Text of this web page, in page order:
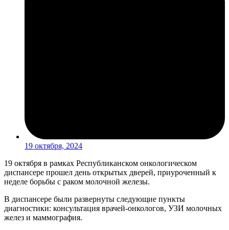
19 октября, 2024
19 октября в рамках Республиканском онкологическом
диспансере прошел день открытых дверей, приуроченный к
неделе борьбы с раком молочной железы.
В диспансере были развернуты следующие пункты
диагностики: консультация врачей-онкологов, УЗИ молочных
желез и маммография.